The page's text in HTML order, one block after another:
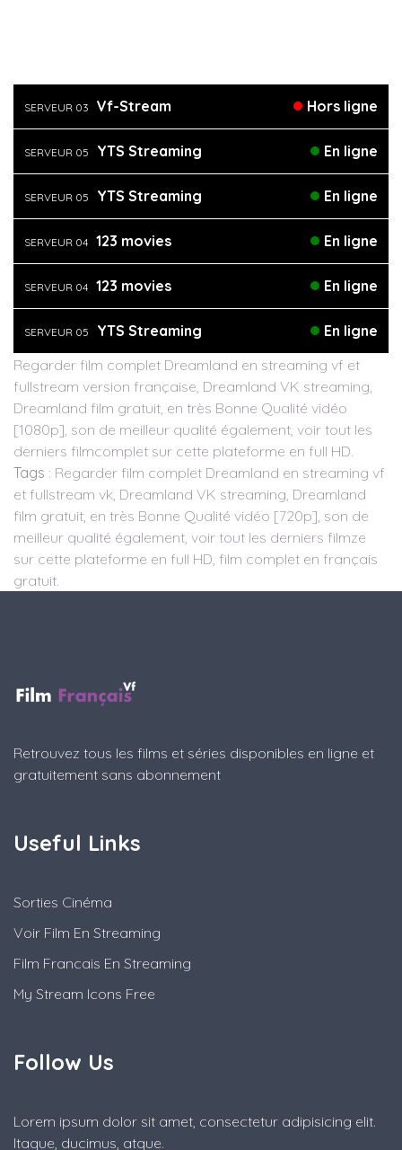
SERVEUR 03 Vf-Stream Hors ligne
SERVEUR 05 YTS Streaming En ligne
SERVEUR 05 YTS Streaming En ligne
SERVEUR 04 123 movies En ligne
SERVEUR 04 123 movies En ligne
SERVEUR 05 YTS Streaming
En ligne
Regarder film complet Dreamland en streaming vf et
fullstream version française, Dreamland VK streaming,
Dreamland film gratuit, en très Bonne Qualité vidéo
[1080p], son de meilleur qualité également, voir tout les
derniers filmcomplet sur cette plateforme en full HD.
Tags : Regarder film complet Dreamland en streaming vf
et fullstream vk, Dreamland VK streaming, Dreamland
film gratuit, en très Bonne Qualité vidéo [720p], son de
meilleur qualité également, voir tout les derniers filmze
sur cette plateforme en full HD, film complet en français
gratuit.
Retrouvez tous les films et séries disponibles en ligne et
gratuitement sans abonnement
Useful Links
Sorties Cinéma
Voir Film En Streaming
Film Francais En Streaming
My Stream Icons Free
Follow Us
Lorem ipsum dolor sit amet, consectetur adipisicing elit.
Itaque, ducimus, atque.